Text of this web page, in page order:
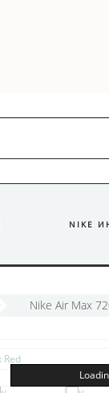
NIKE
Nike Air Max